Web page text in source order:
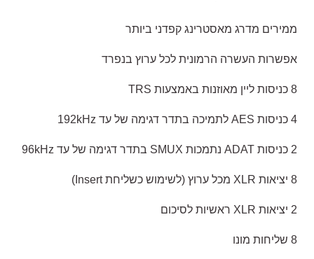
ממירים מדרג מאסטרינג קפדני ביותר
אפשרות העשרה הרמונית לכל ערוץ בנפרד
8 כניסות ליין מאוזנות באמצעות TRS
4 כניסות AES לתמיכה בתדר דגימה של עד 192kHz
2 כניסות ADAT נתמכות SMUX בתדר דגימה של עד 96kHz
8 יציאות XLR מכל ערוץ (לשימוש כשליחת Insert)
2 יציאות XLR ראשיות לסיכום
8 שליחות מונו